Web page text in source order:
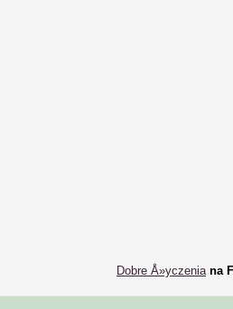
Dobre Å»yczeniana